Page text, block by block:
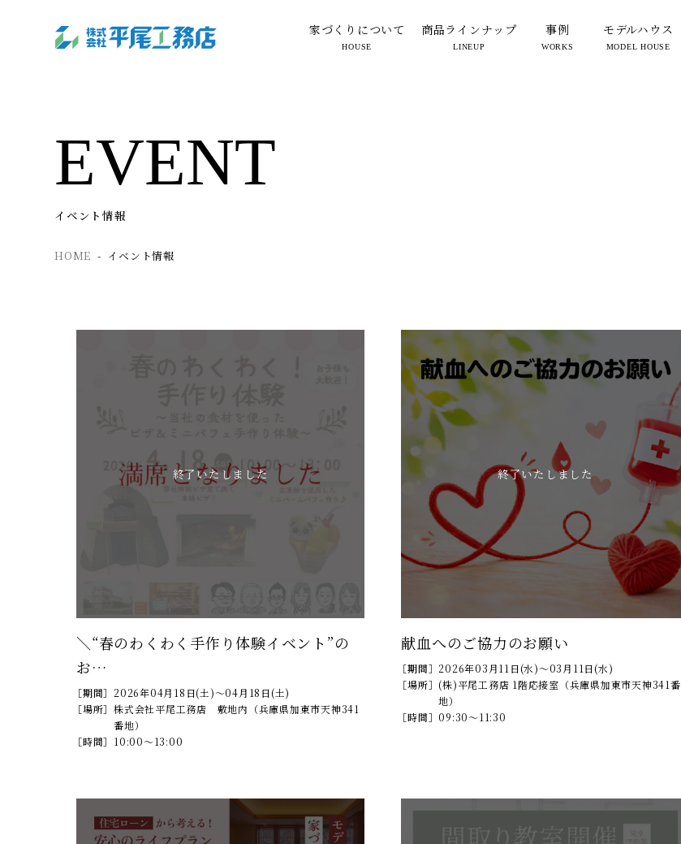
家づくりについて
HOUSE
商品ラインナップ
LINEUP
事例
WORKS
モデルハウス
MODEL HOUSE
EVENT
イベント情報
HOME イベント情報
終了いたしました
＼“春のわくわく手作り体験イベント”の
お…
［期間］ 2026年04月18日(土)～04月18日(土)
［場所］株式会社平尾工務店 敷地内（兵庫県加東市天神341
番地）
［時間］ 10:00～13:00
終了いたしました
献血へのご協力のお願い
［期間］ 2026年03月11日(水)～03月11日(水)
［場所］ (株)平尾工務店 1階応接室（兵庫県加東市天神341番
地）
［時間］09:30～11:30